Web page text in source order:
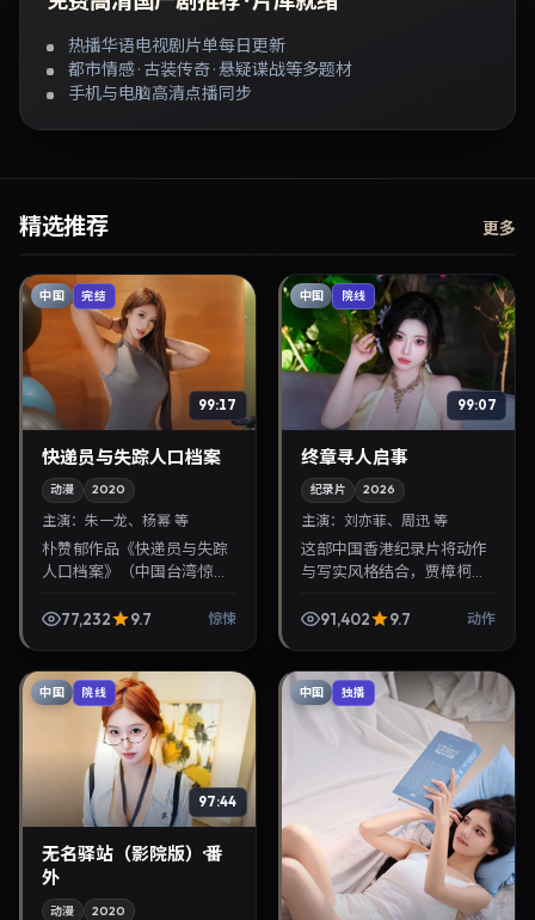
热播华语电视剧片单每日更新
都市情感 · 古装传奇 · 悬疑谍战等多题材
手机与电脑高清点播同步
精选推荐 更多
中国 完结
99:17
快递员与失踪人口档案
动漫 2020
主演： 朱一龙、杨幂 等
朴赞郁作品《快递员与失踪
人口档案》（中国台湾·惊
2020年12月28日正式上映。
77,232 9.7 惊悚
中国 院线
99:07
终章寻人启事
纪录片 2026
主演：刘亦菲、周迅 等
这部中国香港纪录片将动作
与写实风格结合，贾樟柯掌
角。2026年11月9日与观众
91,402 9.7 动作
中国 院线
97:44
无名驿站（影院版）·番
外
动漫 2020
中国 独播